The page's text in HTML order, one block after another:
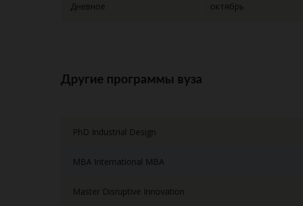
Дневное октябрь
Другие программы вуза
PhD Industrial Design
MBA International MBA
Master Disruptive Innovation